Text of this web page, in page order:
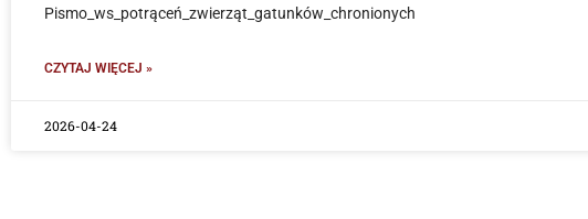
Pismo_ws_potrąceń_zwierząt_gatunków_chronionych
CZYTAJ WIĘCEJ »
2026-04-24